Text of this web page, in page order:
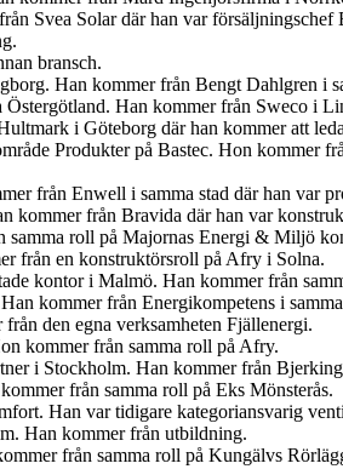
Svea Solar där han var försäljningschef
bransch.
Han kommer från Bengt Dahlgren i
Han kommer från Sweco i
i Göteborg där han kommer att
Produkter på Bastec. Hon
från Enwell i samma stad där han var
kommer från Bravida där han var
samma roll på Majornas Energi & Miljö
från en konstruktörsroll på Afry i Solna.
kontor i Malmö. Han kommer från
kommer från Energikompetens i
den egna verksamheten Fjällenergi.
kommer från samma roll på Afry.
i Stockholm. Han kommer från
från samma roll på Eks Mönsterås.
Han var tidigare kategoriansvarig
Han kommer från utbildning.
från samma roll på Kungälvs